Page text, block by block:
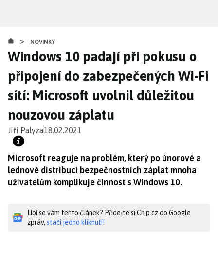
obsahu
> NOVINKY
Windows 10 padají při pokusu o
připojení do zabezpečených Wi-Fi
sítí: Microsoft uvolnil důležitou
nouzovou záplatu
Jiří Palyza18.02.2021
Microsoft reaguje na problém, který po únorové a
lednové distribuci bezpečnostních záplat mnoha
uživatelům komplikuje činnost s Windows 10.
Líbí se vám tento článek? Přidejte si Chip.cz do Google
zpráv, stačí jedno kliknutí!